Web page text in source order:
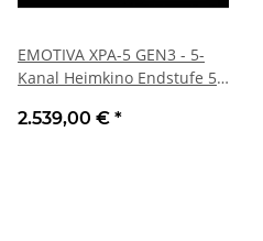
EMOTIVA XPA-5 GEN3 - 5-
Kanal Heimkino Endstufe 5 x
2.539,00 € *